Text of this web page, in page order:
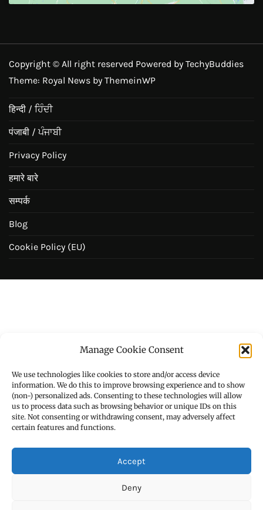
Manage Cookie Consent
We use technologies like cookies to store and/or access device
information. We do this to improve browsing experience and to show
(non-) personalized ads. Consenting to these technologies will allow
us to process data such as browsing behavior or unique IDs on this
site. Not consenting or withdrawing consent, may adversely affect
certain features and functions.
Accept
Deny
Copyright © All right reserved Powered by TechyBuddies
Theme: Royal News by ThemeinWP
हिन्दी / ਹਿੰਦੀ
पंजाबी / ਪੰਜਾਬੀ
Privacy Policy
हमारे बारे
सम्पर्क
Blog
Cookie Policy (EU)